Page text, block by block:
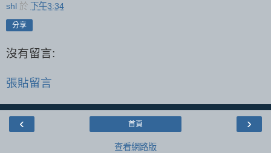
shl 於 下午3:34
分享
沒有留言:
張貼留言
‹ ›
首頁
查看網路版